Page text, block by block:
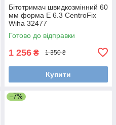
Бітотримач швидкозмінний 60
мм форма E 6.3 CentroFix
Wiha 32477
Готово до відправки
1 256 ₴ 1 350 ₴
Купити
–7%